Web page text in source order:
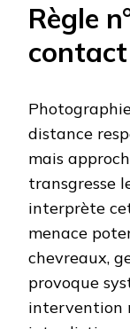
Règle
distance
mais
transgresse
interprète
menace
chevreaux,
provoque
intervention